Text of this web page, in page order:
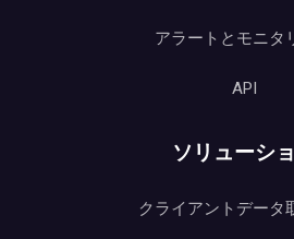
アラートとモニタ
API
ソリューシ
クライアントデータ